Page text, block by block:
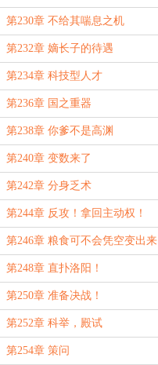
第230章 不给其喘息之机
第232章 嫡长子的待遇
第234章 科技型人才
第236章 国之重器
第238章 你爹不是高渊
第240章 变数来了
第242章 分身乏术
第244章 反攻！拿回主动权！
第246章 粮食可不会凭空变出来
第248章 直扑洛阳！
第250章 准备决战！
第252章 科举，殿试
第254章 策问